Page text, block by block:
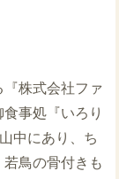
株式会社ファ
事処『いろり
中にあり、ち
鳥の骨付きも